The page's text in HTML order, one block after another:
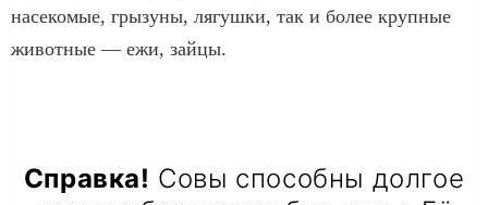
насекомые, грызуны, лягушки, так и более крупные
животные — ежи, зайцы.
Справка! Совы способны долгое